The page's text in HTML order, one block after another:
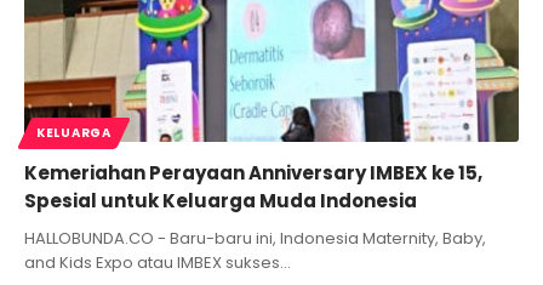
KELUARGA
Kemeriahan Perayaan Anniversary IMBEX ke 15,
Spesial untuk Keluarga Muda Indonesia
HALLOBUNDA.CO - Baru-baru ini, Indonesia Maternity, Baby,
and Kids Expo atau IMBEX sukses…